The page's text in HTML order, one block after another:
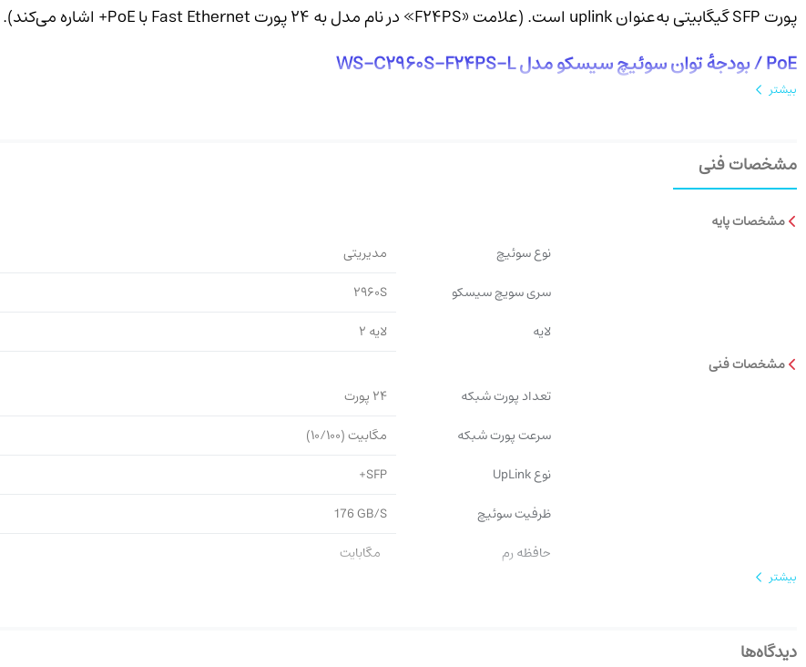
پورت SFP گیگابیتی به‌عنوان uplink است. (علامت «F24PS» در نام مدل به 24 پورت Fast Ethernet با PoE+ اشاره می‌کند).
PoE / بودجه‌ٔ توان سوئیچ سیسکو مدل WS-C2960S-F24PS-L
وابسته به سیاست‌های توزیع توان و پیکربندی است. این پارامتر برای طراحی تعداد واقعی دستگاه‌های قابل تغذیه حیاتی است.
عملکرد و ظرفیت سوئیچ سیسکو مدل WS-C2960S-F24PS-L
بیشتر
مشخصات فنی
مشخصات پایه
نوع سوئیچ
مدیریتی
سری سویچ سیسکو
2960S
لایه
لایه 2
مشخصات فنی
تعداد پورت شبکه
24 پورت
سرعت پورت شبکه
مگابیت (10/100)
نوع UpLink
+SFP
ظرفیت سوئیچ
176 GB/S
حافظه رم
مگابایت
بیشتر
دیدگاه‌ها